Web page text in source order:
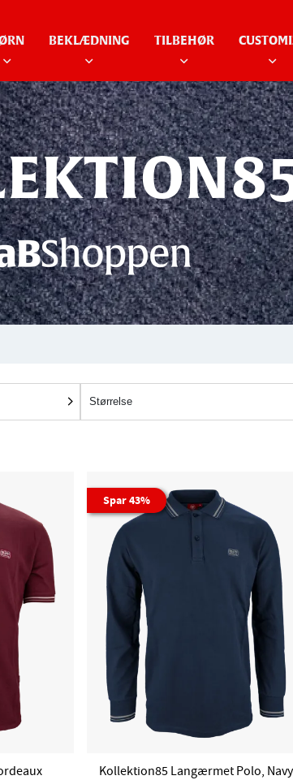
BEKLÆDNING TILBEHØR
Størrelse
Spar 43%
Kollektion85 Langærmet Polo, Navy